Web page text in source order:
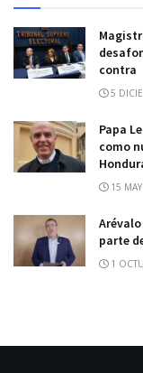
contra
5
Papa
como
15
parte
1